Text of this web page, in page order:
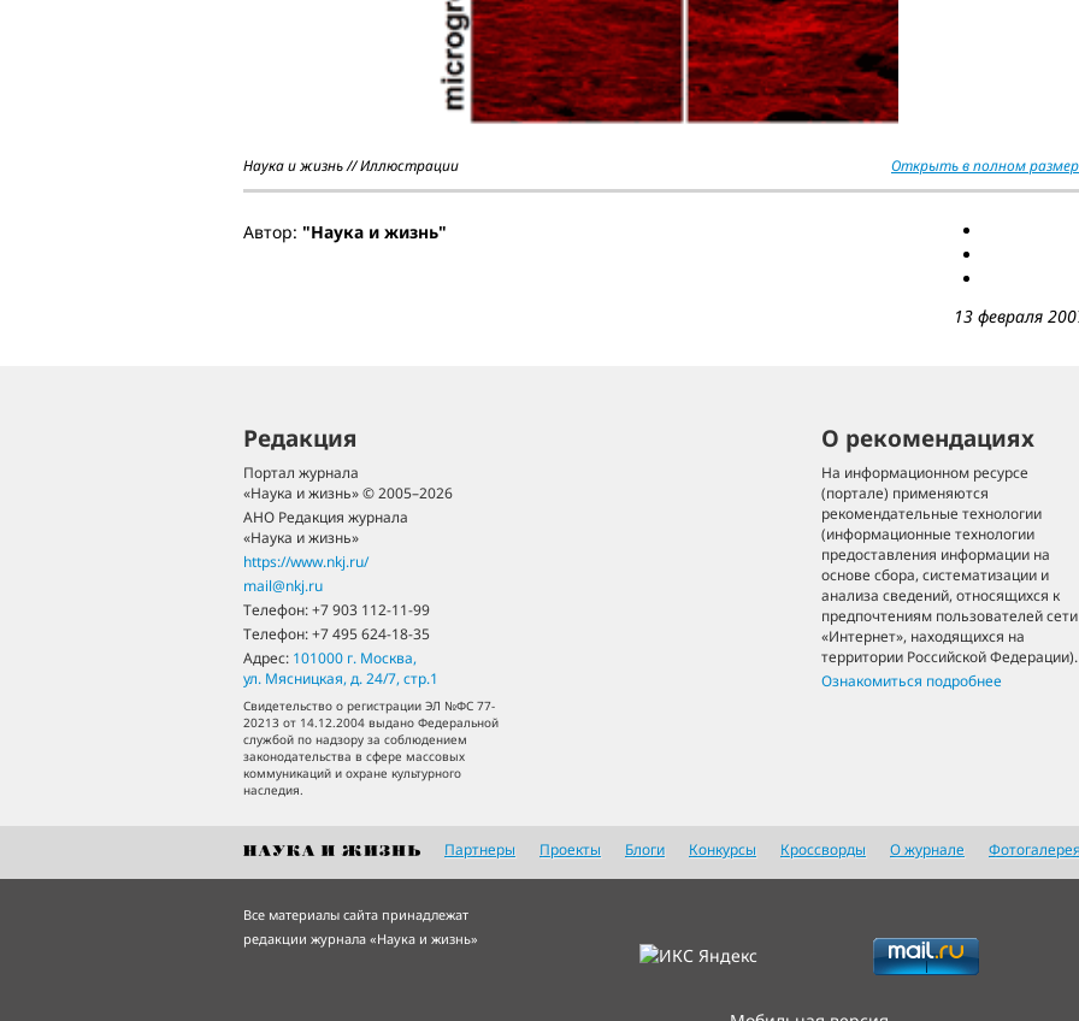
Наука и жизнь // Иллюстрации Открыть в полном
13 февраля
Автор: "Наука и жизнь"
Редакция
Портал журнала
«Наука и жизнь» © 2005–2026
АНО Редакция журнала
«Наука и жизнь»
https://www.nkj.ru/
mail@nkj.ru
Телефон:+7 903 112-11-99
Телефон:+7 495 624-18-35
Адрес: 101000 г. Москва,
ул. Мясницкая, д. 24/7, стр.1
Свидетельство о регистрации ЭЛ №ФС 77-
20213 от 14.12.2004 выдано Федеральной
службой по надзору за соблюдением
законодательства в сфере массовых
коммуникаций и охране культурного
наследия.
О рекомендациях
На информационном ресурсе
(портале) применяются
рекомендательные технологии
(информационные технологии
предоставления информации на
основе сбора, систематизации и
анализа сведений, относящихся к
предпочтениям пользователей сети
«Интернет», находящихся на
территории Российской Федерации).
Ознакомиться подробнее
Партнеры Проекты Блоги Конкурсы Кроссворды О журнале
Все материалы сайта принадлежат
редакции журнала «Наука и жизнь»